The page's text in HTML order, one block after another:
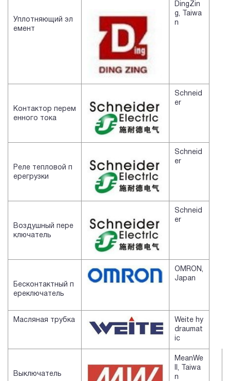
Уплотняющий эл
емент
DingZin
g, Taiwa
n
Контактор перем
енного тока
Schneid
er
Реле тепловой п
ерегрузки
Schneid
er
Воздушный пере
ключатель
Schneid
er
Бесконтактный п
ереключатель
OMRON,
Japan
Масляная трубка
Weite hy
draumat
ic
Выключатель
MeanWe
ll, Taiwa
n